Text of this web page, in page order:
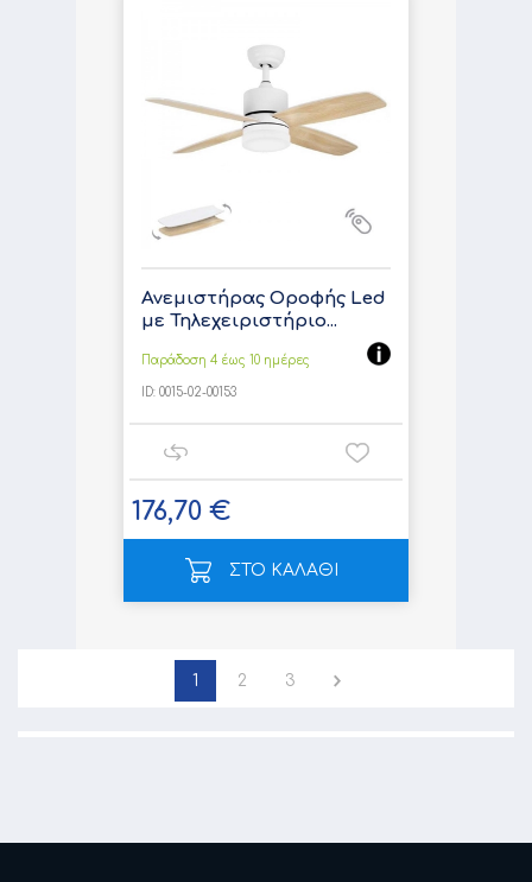
Ανεμιστήρας Οροφής Led
με Τηλεχειριστήριο...
Παράδοση 4 έως 10 ημέρες
ID: 0015-02-00153
176,70 €
ΣΤΟ ΚΑΛΑΘΙ
1 2 3